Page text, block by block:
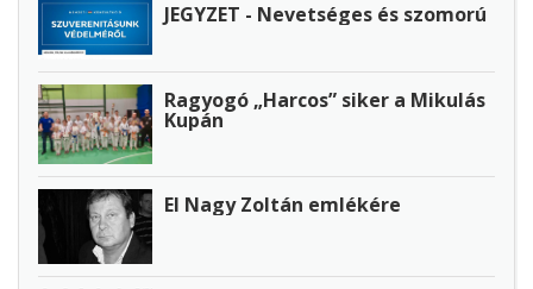
JEGYZET - Nevetséges és szomorú
Ragyogó „Harcos” siker a Mikulás
Kupán
El Nagy Zoltán emlékére